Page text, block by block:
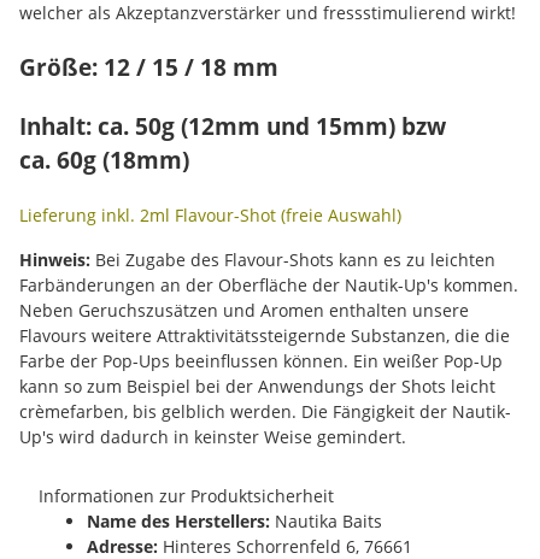
welcher als Akzeptanzverstärker und fressstimulierend wirkt!
Größe: 12 / 15 / 18 mm
Inhalt: ca. 50g (12mm und 15mm) bzw
ca. 60g (18mm)
Lieferung inkl. 2ml Flavour-Shot (freie Auswahl)
Hinweis: Bei Zugabe des Flavour-Shots kann es zu leichten
Farbänderungen an der Oberfläche der Nautik-Up's kommen.
Neben Geruchszusätzen und Aromen enthalten unsere
Flavours weitere Attraktivitätssteigernde Substanzen, die die
Farbe der Pop-Ups beeinflussen können. Ein weißer Pop-Up
kann so zum Beispiel bei der Anwendungs der Shots leicht
crèmefarben, bis gelblich werden. Die Fängigkeit der Nautik-
Up's wird dadurch in keinster Weise gemindert.
Informationen zur Produktsicherheit
Name des Herstellers: Nautika Baits
Adresse: Hinteres Schorrenfeld 6, 76661